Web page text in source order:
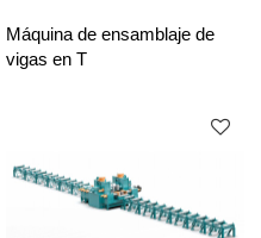
Máquina de ensamblaje de
vigas en T